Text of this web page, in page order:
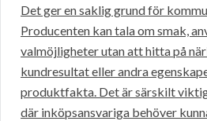
Det ger en saklig grund för
Producenten kan tala om smak,
valmöjligheter utan att hitta på
kundresultat eller andra
produktfakta. Det är särskilt
där inköpsansvariga behöver